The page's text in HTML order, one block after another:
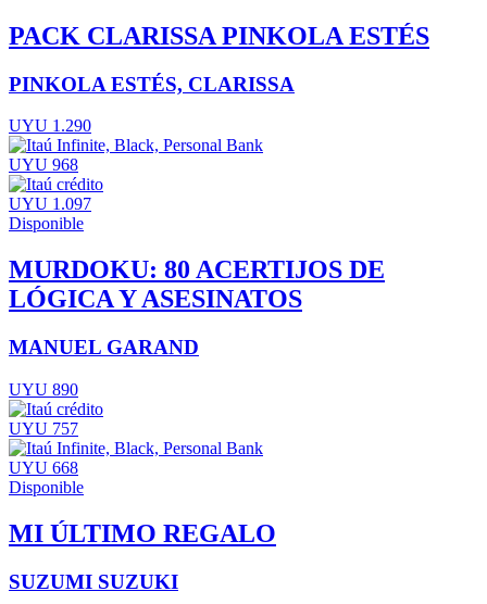
PACK CLARISSA PINKOLA ESTÉS
PINKOLA ESTÉS, CLARISSA
UYU 1.290
UYU 968
UYU 1.097
Disponible
MURDOKU: 80 ACERTIJOS DE
LÓGICA Y ASESINATOS
MANUEL GARAND
UYU 890
UYU 757
UYU 668
Disponible
MI ÚLTIMO REGALO
SUZUMI SUZUKI